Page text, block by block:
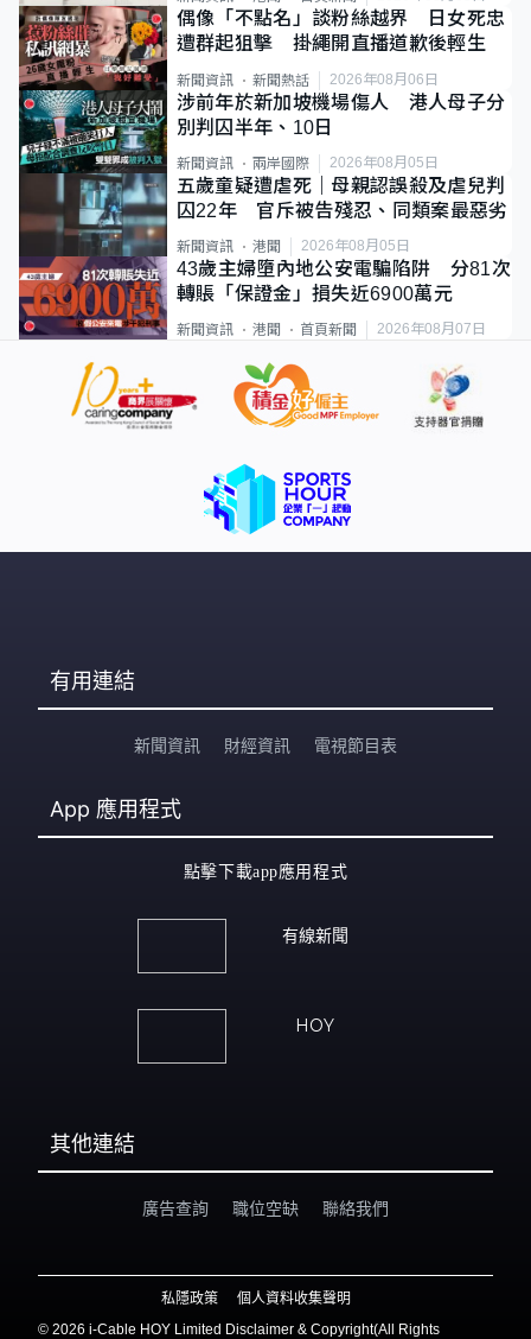
偶像「不點名」談粉絲越界 日女死忠
遭群起狙擊 掛繩開直播道歉後輕生
新聞資訊 新聞熱話 2026年08月06日
涉前年於新加坡機場傷人 港人母子分
別判囚半年、10日
新聞資訊 兩岸國際 2026年08月05日
五歲童疑遭虐死｜母親認誤殺及虐兒判
囚22年 官斥被告殘忍、同類案最惡劣
新聞資訊 港聞 2026年08月05日
43歲主婦墮內地公安電騙陷阱 分81次
轉賬「保證金」損失近6900萬元
新聞資訊 港聞 首頁新聞 2026年08月07日
有用連結
新聞資訊 財經資訊 電視節目表
App 應用程式
點擊下載app應用程式
有線新聞
HOY
其他連結
廣告查詢 職位空缺 聯絡我們
私隱政策
個人資料收集聲明
© 2026 i-Cable HOY Limited Disclaimer & Copyright(All Rights